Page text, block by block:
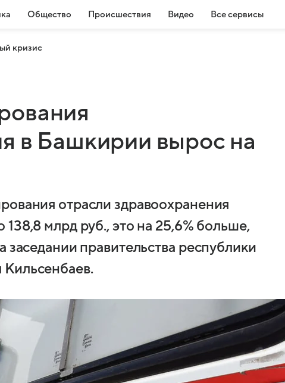
Общество Происшествия Видео Все сервисы
кризис
в Башкирии вырос на
отрасли здравоохранения
138,8 млрд руб., это на 25,6% больше,
правительства республики